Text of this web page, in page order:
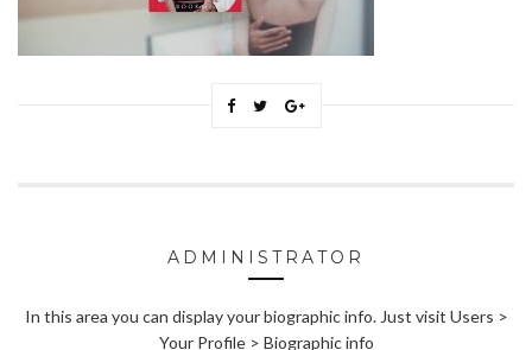
ADMINISTRATOR
In this area you can display your biographic info. Just visit Users >
Your Profile > Biographic info